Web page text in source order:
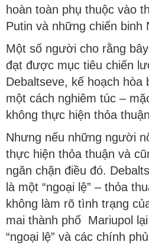
hoàn toàn phụ thuộc vào
Putin và những chiến binh
Một số người cho rằng
đạt được mục tiêu chiến
Debaltseve, kế hoạch hòa
một cách nghiêm túc –
không thực hiện thỏa
Nhưng nếu những người
thực hiện thỏa thuận và
ngăn chặn điều đó.
là một “ngoại lệ” – thỏa
không làm rõ tình trạng
mai thành phố Mariupol
“ngoại lệ” và các chính